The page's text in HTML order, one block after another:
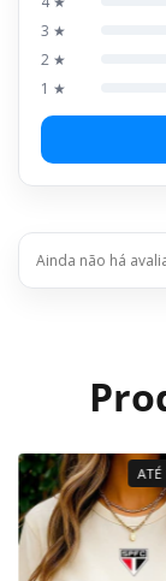
3 ★
2 ★
1 ★
Ainda não há
ATÉ